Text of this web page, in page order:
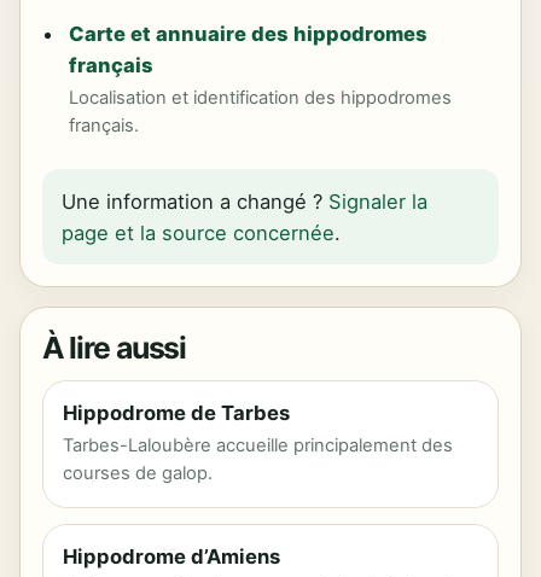
Carte et annuaire des hippodromes
français
Localisation et identification des hippodromes
français.
Une information a changé ? Signaler la
page et la source concernée.
À lire aussi
Hippodrome de Tarbes
Tarbes-Laloubère accueille principalement des
courses de galop.
Hippodrome d’Amiens